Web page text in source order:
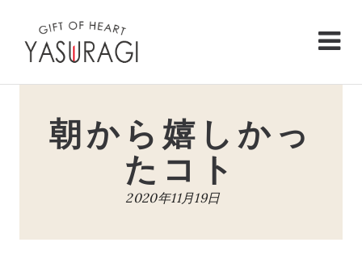
content
朝から嬉しかっ
たコト
2020年11月19日